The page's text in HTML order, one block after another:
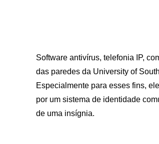
Software antivírus, telefonia IP,
das paredes da University of
Especialmente para esses fins,
por um sistema de identidade
de uma insígnia.